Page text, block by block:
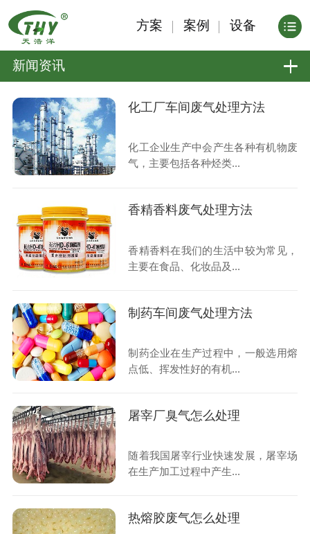
方案 案例 设备
新闻资讯
化工厂车间废气处理方法
化工企业生产中会产生各种有机物废
气，主要包括各种烃类...
香精香料废气处理方法
香精香料在我们的生活中较为常见，
主要在食品、化妆品及...
制药车间废气处理方法
制药企业在生产过程中，一般选用熔
点低、挥发性好的有机...
屠宰厂臭气怎么处理
随着我国屠宰行业快速发展，屠宰场
在生产加工过程中产生...
热熔胶废气怎么处理